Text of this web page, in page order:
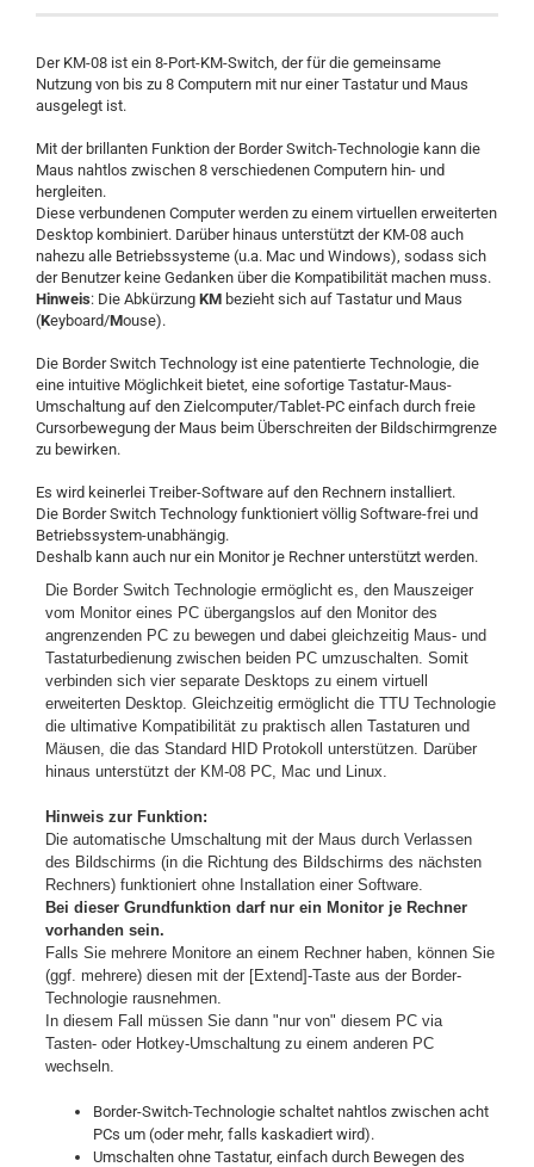
Der KM-08 ist ein 8-Port-KM-Switch, der für die gemeinsame
Nutzung von bis zu 8 Computern mit nur einer Tastatur und Maus
ausgelegt ist.
Mit der brillanten Funktion der Border Switch-Technologie kann die
Maus nahtlos zwischen 8 verschiedenen Computern hin- und
hergleiten.
Diese verbundenen Computer werden zu einem virtuellen erweiterten
Desktop kombiniert. Darüber hinaus unterstützt der KM-08 auch
nahezu alle Betriebssysteme (u.a. Mac und Windows), sodass sich
der Benutzer keine Gedanken über die Kompatibilität machen muss.
Hinweis: Die Abkürzung KM bezieht sich auf Tastatur und Maus
(Keyboard/Mouse).
Die Border Switch Technology ist eine patentierte Technologie, die
eine intuitive Möglichkeit bietet, eine sofortige Tastatur-Maus-
Umschaltung auf den Zielcomputer/Tablet-PC einfach durch freie
Cursorbewegung der Maus beim Überschreiten der Bildschirmgrenze
zu bewirken.
Es wird keinerlei Treiber-Software auf den Rechnern installiert.
Die Border Switch Technology funktioniert völlig Software-frei und
Betriebssystem-unabhängig.
Deshalb kann auch nur ein Monitor je Rechner unterstützt werden.
Die Border Switch Technologie ermöglicht es, den Mauszeiger
vom Monitor eines PC übergangslos auf den Monitor des
angrenzenden PC zu bewegen und dabei gleichzeitig Maus- und
Tastaturbedienung zwischen beiden PC umzuschalten. Somit
verbinden sich vier separate Desktops zu einem virtuell
erweiterten Desktop. Gleichzeitig ermöglicht die TTU Technologie
die ultimative Kompatibilität zu praktisch allen Tastaturen und
Mäusen, die das Standard HID Protokoll unterstützen. Darüber
hinaus unterstützt der KM-08 PC, Mac und Linux.
Hinweis zur Funktion:
Die automatische Umschaltung mit der Maus durch Verlassen
des Bildschirms (in die Richtung des Bildschirms des nächsten
Rechners) funktioniert ohne Installation einer Software.
Bei dieser Grundfunktion darf nur ein Monitor je Rechner
vorhanden sein.
Falls Sie mehrere Monitore an einem Rechner haben, können Sie
(ggf. mehrere) diesen mit der [Extend]-Taste aus der Border-
Technologie rausnehmen.
In diesem Fall müssen Sie dann "nur von" diesem PC via
Tasten- oder Hotkey-Umschaltung zu einem anderen PC
wechseln.
Border-Switch-Technologie schaltet nahtlos zwischen acht
PCs um (oder mehr, falls kaskadiert wird).
Umschalten ohne Tastatur, einfach durch Bewegen des